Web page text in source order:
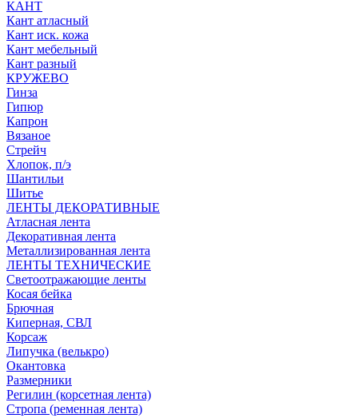
КАНТ
Кант атласный
Кант иск. кожа
Кант мебельный
Кант разный
КРУЖЕВО
Гинза
Гипюр
Капрон
Вязаное
Стрейч
Хлопок, п/э
Шантильи
Шитье
ЛЕНТЫ ДЕКОРАТИВНЫЕ
Атласная лента
Декоративная лента
Металлизированная лента
ЛЕНТЫ ТЕХНИЧЕСКИЕ
Светоотражающие ленты
Косая бейка
Брючная
Киперная, СВЛ
Корсаж
Липучка (велькро)
Окантовка
Размерники
Регилин (корсетная лента)
Стропа (ременная лента)